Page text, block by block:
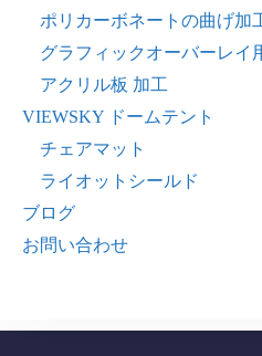
ポリカーボネートの曲げ加
グラフィックオーバーレイ
アクリル板 加工
VIEWSKY ドームテント
チェアマット
ライオットシールド
ブログ
お問い合わせ